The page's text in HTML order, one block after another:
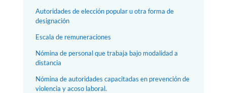
Autoridades de elección popular u otra forma de
designación
Escala de remuneraciones
Nómina de personal que trabaja bajo modalidad a
distancia
Nómina de autoridades capacitadas en prevención de
violencia y acoso laboral.